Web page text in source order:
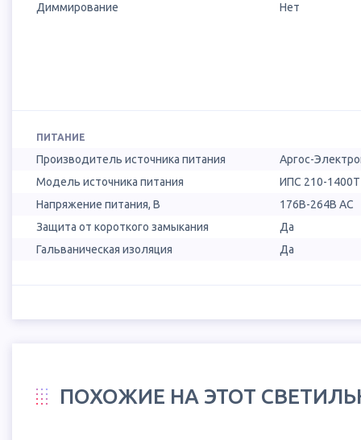
Диммирование
Нет
ПИТАНИЕ
Производитель источника питания
Аргос-
Модель источника питания
ИПС 210-1400Т
Напряжение питания, В
176B-264B AC
Защита от короткого замыкания
Да
Гальваническая изоляция
Да
ПОХОЖИЕ НА ЭТОТ